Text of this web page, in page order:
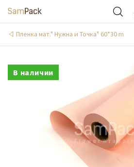
Пленка мат." Нужна и Точка" 60*30 m
В наличии